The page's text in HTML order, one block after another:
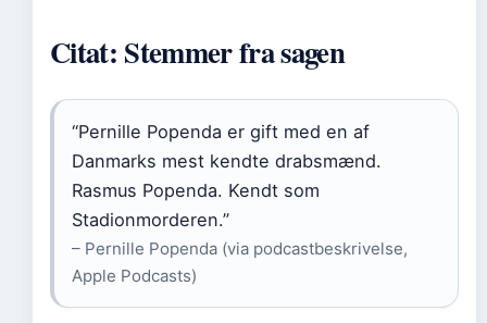
Citat: Stemmer fra sagen
“Pernille Popenda er gift med en af
Danmarks mest kendte drabsmænd.
Rasmus Popenda. Kendt som
Stadionmorderen.”
– Pernille Popenda (via podcastbeskrivelse,
Apple Podcasts)